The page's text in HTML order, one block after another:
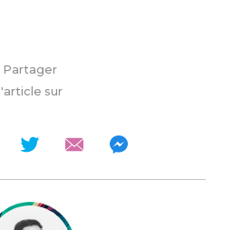
Partager
l'article sur